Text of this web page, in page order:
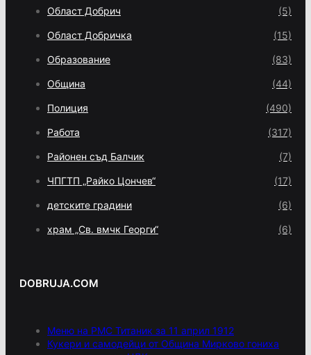
Област Добрич (5)
Област Добричка (15)
Образование (83)
Община (44)
Полиция (490)
Работа (317)
Районен съд Балчик (7)
ЧПГТП „Райко Цончев“ (17)
детските градини (6)
храм „Св. вмчк Георги“ (6)
DOBRUJA.COM
Меню на РМС Титаник за 11 април 1912
Кукери и самодейци от Община Мирково гониха